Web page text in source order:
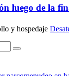
luego de la
y hospedaje